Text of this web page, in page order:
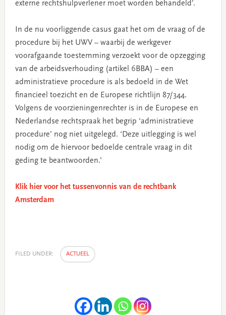
externe rechtshulpverlener moet worden behandeld’.
In de nu voorliggende casus gaat het om de vraag of de
procedure bij het UWV – waarbij de werkgever
voorafgaande toestemming verzoekt voor de opzegging
van de arbeidsverhouding (artikel 6BBA) – een
administratieve procedure is als bedoeld in de Wet
financieel toezicht en de Europese richtlijn 87/344.
Volgens de voorzieningenrechter is in de Europese en
Nederlandse rechtspraak het begrip ‘administratieve
procedure’ nog niet uitgelegd. ‘Deze uitlegging is wel
nodig om de hiervoor bedoelde centrale vraag in dit
geding te beantwoorden.’
Klik hier voor het tussenvonnis van de rechtbank
Amsterdam
FILED UNDER: ACTUEEL